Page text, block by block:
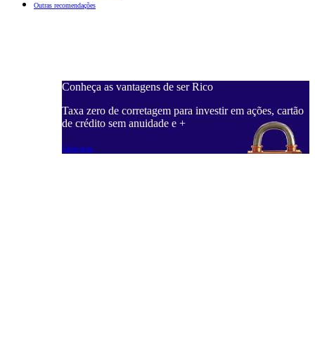
Outras recomendações
Conheça as vantagens de ser Rico
Taxa zero de corretagem para investir em ações, cartão
de crédito sem anuidade e +
Saiba mais